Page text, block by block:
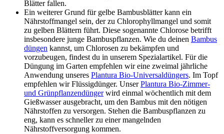
Blätter fallen.
Ein weiterer Grund für gelbe Bambusblätter kann ein
Nährstoffmangel sein, der zu Chlorophyllmangel und somit
zu gelben Blättern führt. Diese sogenannte Chlorose betrifft
insbesondere junge Bambuspflanzen. Wie du deinen Bambus
düngen kannst, um Chlorosen zu bekämpfen und
vorzubeugen, findest du in unserem Spezialartikel. Für die
Düngung im Garten empfehlen wir eine zweimal jährliche
Anwendung unseres Plantura Bio-Universaldüngers. Im Topf
empfehlen wir Flüssigdünger. UnserPlantura Bio-Zimmer-
und Grünpflanzendüngerwird einmal wöchentlich mit dem
Gießwasser ausgebracht, um den Bambus mit den nötigen
Nährstoffen zu versorgen. Stehen die Bambuspflanzen zu
eng, kann es schneller zu einer mangelnden
Nährstoffversorgung kommen.